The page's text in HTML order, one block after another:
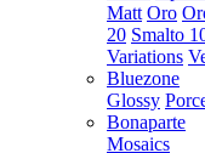
Matt Oro
20 Smalto
Variations
Bluezone
Glossy
Bonaparte
Mosaics